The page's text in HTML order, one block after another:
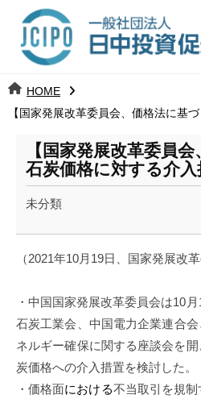
ツ 日
中
投
資
進
機
構
j
c
HOME
【国家発展改革委員会、価格法に基
【国家発展改革委員
石炭価格に対する介入
未分類
k
n
a
u
m
（2021年10月19日、 国家発展改
・中国国家発展改革委員会は10月
石炭工業会、中国電力企業連合会
ネルギー確保に関する座談会を
炭価格への介入措置を検討した。
・価格面における不当取引を規制
日
中
資
進
機